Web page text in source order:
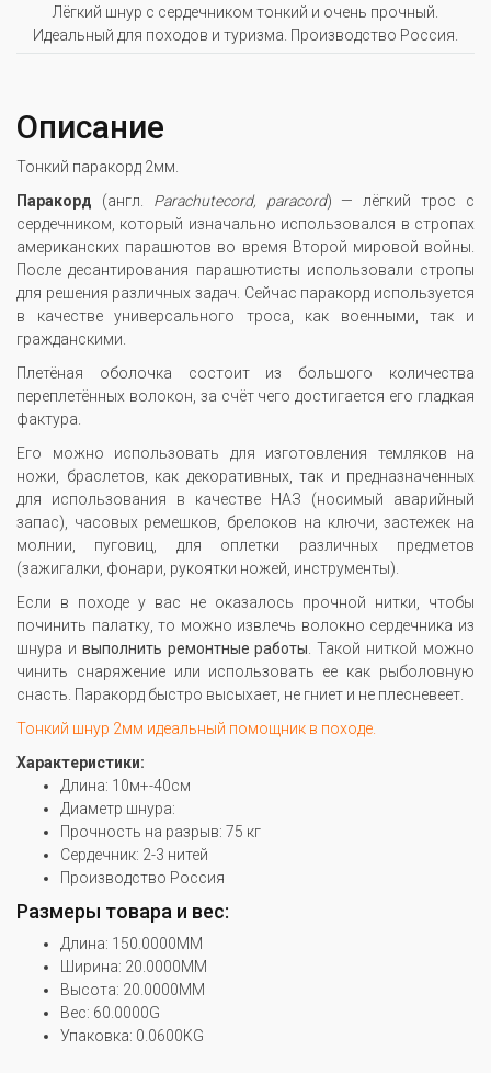
Лёгкий шнур с сердечником тонкий и очень прочный.
Идеальный для походов и туризма. Производство Россия.
Описание
Тонкий паракорд 2мм.
Паракорд (англ. Parachutecord, paracord) — лёгкий трос с
сердечником, который изначально использовался в стропах
американских парашютов во время Второй мировой войны.
После десантирования парашютисты использовали стропы
для решения различных задач. Сейчас паракорд используется
в качестве универсального троса, как военными, так и
гражданскими.
Плетёная оболочка состоит из большого количества
переплетённых волокон, за счёт чего достигается его гладкая
фактура.
Его можно использовать для изготовления темляков на
ножи, браслетов, как декоративных, так и предназначенных
для использования в качестве НАЗ (носимый аварийный
запас), часовых ремешков, брелоков на ключи, застежек на
молнии, пуговиц, для оплетки различных предметов
(зажигалки, фонари, рукоятки ножей, инструменты).
Если в походе у вас не оказалось прочной нитки, чтобы
починить палатку, то можно извлечь волокно сердечника из
шнура и выполнить ремонтные работы. Такой ниткой можно
чинить снаряжение или использовать ее как рыболовную
снасть. Паракорд быстро высыхает, не гниет и не плесневеет.
Тонкий шнур 2мм идеальный помощник в походе.
Характеристики:
Длина: 10м+-40см
Диаметр шнура:
Прочность на разрыв: 75 кг
Сердечник: 2-3 нитей
Производство Россия
Размеры товара и вес:
Длина: 150.0000MM
Ширина: 20.0000MM
Высота: 20.0000MM
Вес: 60.0000G
Упаковка: 0.0600KG